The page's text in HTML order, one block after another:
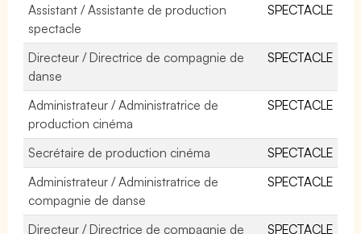
Assistant / Assistante de production
spectacle
SPECTACLE
Directeur / Directrice de compagnie de
danse
SPECTACLE
Administrateur / Administratrice de
production cinéma
SPECTACLE
Secrétaire de production cinéma
SPECTACLE
Administrateur / Administratrice de
compagnie de danse
SPECTACLE
Directeur / Directrice de compagnie de
SPECTACLE